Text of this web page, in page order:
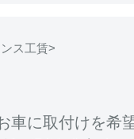
ス工賃>
車に取付けを希